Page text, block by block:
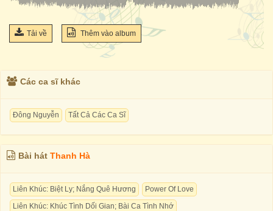
Tải về Thêm vào album
Các ca sĩ khác
Đông Nguyễn Tất Cả Các Ca Sĩ
Bài hát Thanh Hà
Liên Khúc: Biệt Ly; Nắng Quê Hương
Power Of Love
Liên Khúc: Khúc Tình Dối Gian; Bài Ca Tình Nhớ